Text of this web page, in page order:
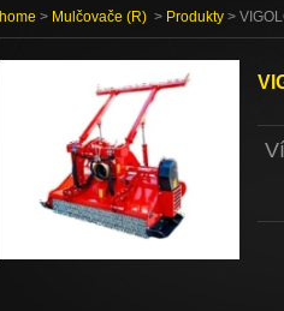
home > Mulčovače (R) > Produkty >